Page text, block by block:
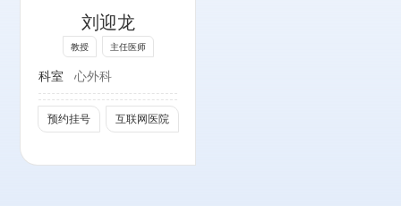
血管外科医师分会
常委、副会长；中
华医学会胸心外科
北京分会常委
刘迎龙
教授 主任医师
科室 心外科
预约挂号 互联网医院